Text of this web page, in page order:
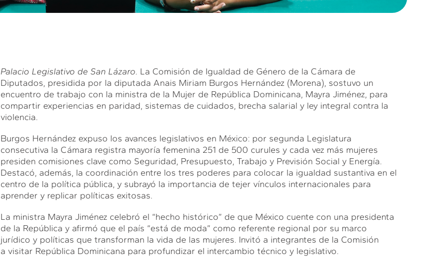
Palacio Legislativo de San Lázaro. La Comisión de Igualdad de Género de la Cámara de
Diputados, presidida por la diputada Anais Miriam Burgos Hernández (Morena), sostuvo un
encuentro de trabajo con la ministra de la Mujer de República Dominicana, Mayra Jiménez, para
compartir experiencias en paridad, sistemas de cuidados, brecha salarial y ley integral contra la
violencia.
Burgos Hernández expuso los avances legislativos en México: por segunda Legislatura
consecutiva la Cámara registra mayoría femenina 251 de 500 curules y cada vez más mujeres
presiden comisiones clave como Seguridad, Presupuesto, Trabajo y Previsión Social y Energía.
Destacó, además, la coordinación entre los tres poderes para colocar la igualdad sustantiva en el
centro de la política pública, y subrayó la importancia de tejer vínculos internacionales para
aprender y replicar políticas exitosas.
La ministra Mayra Jiménez celebró el “hecho histórico” de que México cuente con una presidenta
de la República y afirmó que el país “está de moda” como referente regional por su marco
jurídico y políticas que transforman la vida de las mujeres. Invitó a integrantes de la Comisión
a visitar República Dominicana para profundizar el intercambio técnico y legislativo.